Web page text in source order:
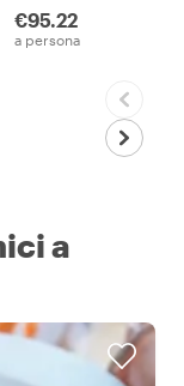
€95.22
a persona
a